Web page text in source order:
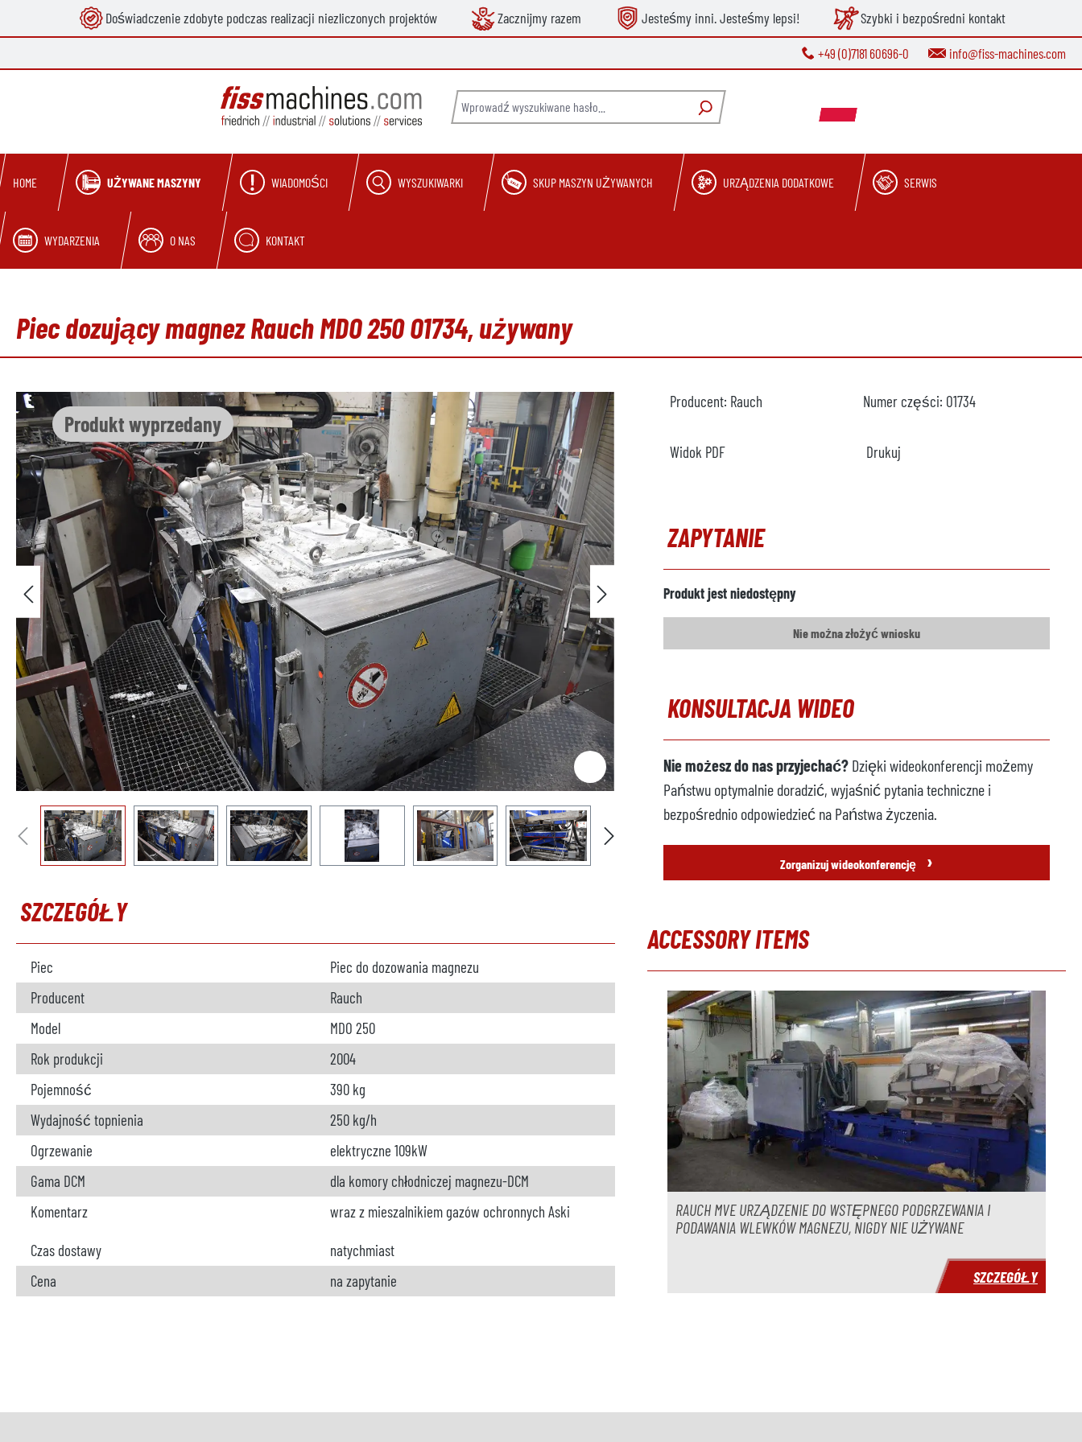
Przejdź do głównej nawigacji
Doświadczenie zdobyte podczas realizacji niezliczonych projektów Zacznijmy razem Jesteśmy inni. Jesteśmy lepsi! Szybki i bezpośredni kontakt
+49 (0)7181 60696-0 info@fiss-machines.com
HOME UŻYWANE MASZYNY WIADOMOŚCI WYSZUKIWARKI SKUP MASZYN UŻYWANYCH URZĄDZENIA DODATKOWE SERWIS
WYDARZENIA O NAS KONTAKT
Piec dozujący magnez Rauch MDO 250 O1734, używany
Produkt wyprzedany
Pomiń galerię zdjęć
SZCZEGÓŁY
Piec
Piec do dozowania magnezu
Producent
Rauch
Model
MDO 250
Rok produkcji
2004
Pojemność
390 kg
Wydajność topnienia
250 kg/h
Ogrzewanie
elektryczne 109kW
Gama DCM
dla komory chłodniczej magnezu-DCM
Komentarz
wraz z mieszalnikiem gazów ochronnych Aski
Czas dostawy
natychmiast
Cena
na zapytanie
Producent: Rauch Numer części: O1734
Widok PDF Drukuj
ZAPYTANIE
Produkt jest niedostępny
Nie można złożyć wniosku
KONSULTACJA WIDEO
Nie możesz do nas przyjechać? Dzięki wideokonferencji możemy
Państwu optymalnie doradzić, wyjaśnić pytania techniczne i
bezpośrednio odpowiedzieć na Państwa życzenia.
Zorganizuj wideokonferencję ›
ACCESSORY ITEMS
RAUCH MVE URZĄDZENIE DO WSTĘPNEGO PODGRZEWANIA I
PODAWANIA WLEWKÓW MAGNEZU, NIGDY NIE UŻYWANE
SZCZEGÓŁY